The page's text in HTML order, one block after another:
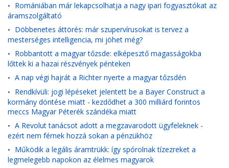
• Romániában már lekapcsolhatja a nagy ipari fogyasztókat az
áramszolgáltató
• Döbbenetes áttörés: már szupervírusokat is tervez a
mesterséges intelligencia, mi jöhet még?
• Robbantott a magyar tőzsde: elképesztő magasságokba
lőttek ki a hazai részvények pénteken
• A nap végi hajrát a Richter nyerte a magyar tőzsdén
• Rendkívüli: jogi lépéseket jelentett be a Bayer Construct a
kormány döntése miatt - kezdődhet a 300 milliárd forintos
meccs Magyar Péterék szándéka miatt
• A Revolut tanácsot adott a megzavarodott ügyfeleknek -
ezért nem férnek hozzá sokan a pénzükhöz
• Működik a legális áramtrükk: így spórolnak tízezreket a
legmelegebb napokon az élelmes magyarok